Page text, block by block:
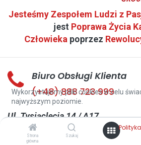
Strona
główna
Szukaj
Jesteśmy Zespołem Ludzi z
jest Poprawa Życia
Człowieka poprzez
Biuro Obsługi Klienta
(+48) 888 723 999
Ul. Tysiąclecia 14 / A17
38-400 Krosno
kontakt@shopingbook.pl
Wykorzystujemy pliki cookies w celu
najwyższym poziomie.